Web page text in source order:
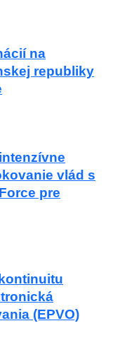
na
republiky
vlád s
pre
(EPVO)